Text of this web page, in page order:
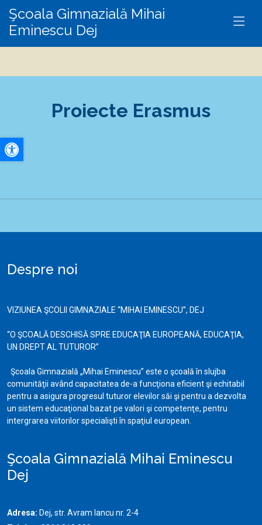
Şcoala Gimnazială Mihai
Eminescu Dej
A+
Proiecte Erasmus
Despre noi
VIZIUNEA ŞCOLII GIMNAZIALE “MIHAI EMINESCU”, DEJ
“O ŞCOALĂ DESCHISĂ SPRE EDUCAŢIA EUROPEANĂ, EDUCAŢIA,
UN DREPT AL TUTUROR”
Şcoala Gimnazială „Mihai Eminescu” este o şcoală în slujba
comunităţii având capacitatea de-a funcţiona eficient şi echitabil
pentru a asigura progresul tuturor elevilor săi şi pentru a dezvolta
un sistem educaţional bazat pe valori şi competenţe, pentru
intergrarea viitorilor specialişti în spaţiul european.
Şcoala Gimnazială Mihai Eminescu
Dej
Adresa: Dej, str. Avram Iancu nr. 2-4